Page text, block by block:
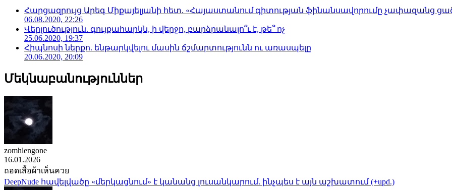
Հարցազրույց Արեգ Միքայելյանի հետ. «Հայաստանում գիտության ֆինանսավորումը չափազանց
06.08.2020, 22:26
Վերլուծություն. գույքահարկն, ի վերջո, բարձրանալո՞ւ է, թե՞ ոչ
25.06.2020, 19:37
Հիպնոսի ներքո. ենթարկվելու մասին ճշմարտությունն ու առասպելը
20.06.2020, 20:09
Մեկնաբանություններ
zomhlengone
16.01.2026
ถอดเสื้อผ้าเห็นควย
DeepNude հավելվածը «մերկացնում» է կանանց լուսանկարում. ինչպես է այն աշխատում (+upd.)